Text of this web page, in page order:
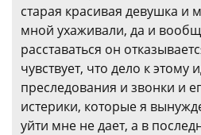
старая красивая девушка и
мной ухаживали, да и
расставаться он
чувствует, что дело к этому
преследования и звонки и
истерики, которые я
уйти мне не дает, а в